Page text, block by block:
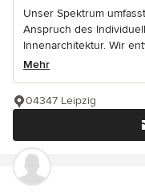
Unser Spektrum
Anspruch des
Innenarchitektur. Wir
Mehr
04347 Leipzig